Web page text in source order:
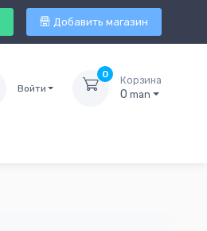
Добавить магазин
Войти
0
Корзина
0 man